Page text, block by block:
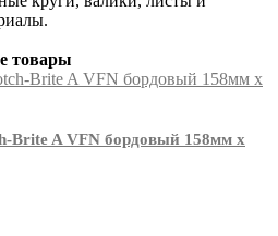
товары
Brite A VFN бордовый 158мм х